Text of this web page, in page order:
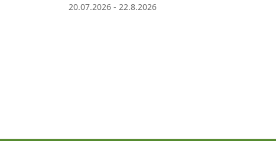
20.07.2026 - 22.8.2026